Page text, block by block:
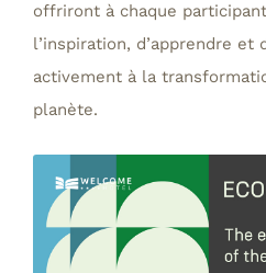
offriront à chaque
l’inspiration, d’apprendre et
activement à la
planète.